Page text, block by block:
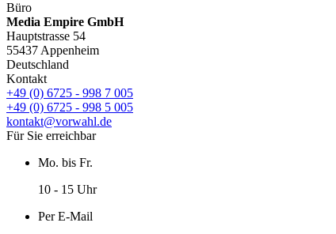
Büro
Media Empire GmbH
Hauptstrasse 54
55437 Appenheim
Deutschland
Kontakt
+49 (0) 6725 - 998 7 005
+49 (0) 6725 - 998 5 005
kontakt@vorwahl.de
Für Sie erreichbar
Mo. bis Fr.
10 - 15 Uhr
Per E-Mail